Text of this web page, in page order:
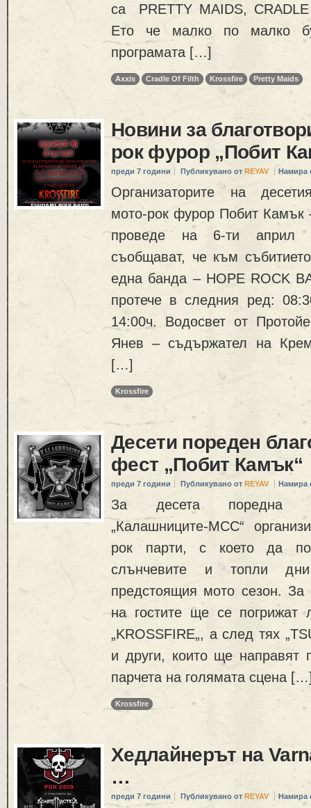
са PRETTY MAIDS,
Ето че малко по малко
програмата […]
Axxis Cradle Of Filth Krossfire Pretty Maids
Новини за
рок фурор „Побит
преди 7 години Публикувано от REYAV Намира
Организаторите на
мото-рок фурор Побит Камък
проведе на 6-ти април
съобщават, че към
една банда – HOPE ROCK
протече в следния ред:
14:00ч. Водосвет от
Янев – съдържател на
[…]
Krossfire
Десети пореден
фест „Побит Камък“
преди 7 години Публикувано от REYAV Намира
За десета поредна
„Калашниците-МСС“
рок парти, с което да
слънчевите и топли
предстоящия мото сезон. За
на гостите ще се погрижат
„KROSSFIRE„, а след тях
и други, които ще направят
парчета на голямата сцена
Krossfire
Хедлайнерът на
…
преди 7 години Публикувано от REYAV Намира